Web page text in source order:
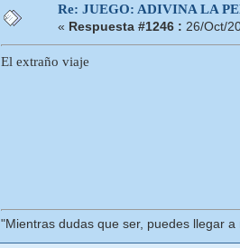
Re: JUEGO: ADIVINA LA
« Respuesta #1246 : 26/Oct/
El extraño viaje
"Mientras dudas que ser, puedes llegar a